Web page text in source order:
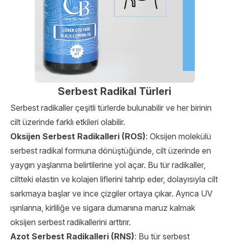
Serbest Radikal Türleri
Serbest radikaller çeşitli türlerde bulunabilir ve her birinin
cilt üzerinde farklı etkileri olabilir.
Oksijen Serbest Radikalleri (ROS): Oksijen molekülü
serbest radikal formuna dönüştüğünde, cilt üzerinde en
yaygın yaşlanma belirtilerine yol açar. Bu tür radikaller,
ciltteki elastin ve kolajen liflerini tahrip eder, dolayısıyla cilt
sarkmaya başlar ve ince çizgiler ortaya çıkar. Ayrıca UV
ışınlarına, kirliliğe ve sigara dumanına maruz kalmak
oksijen serbest radikallerini arttırır.
Azot Serbest Radikalleri (RNS): Bu tür serbest